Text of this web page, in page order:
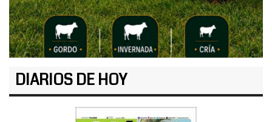
DIARIOS DE HOY